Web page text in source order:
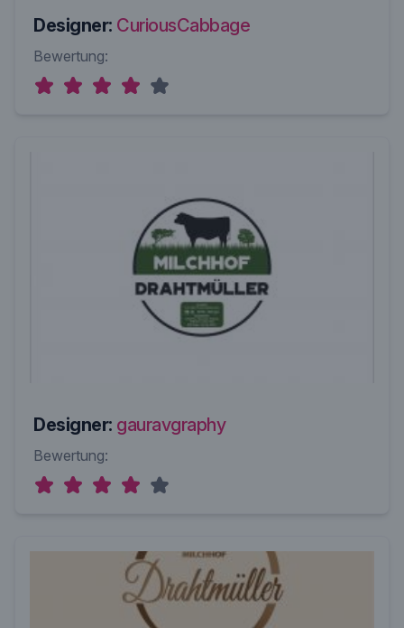
Designer: CuriousCabbage
Bewertung:
Designer: gauravgraphy
Bewertung: